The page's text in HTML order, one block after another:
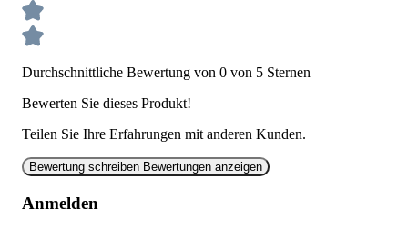
Durchschnittliche Bewertung von 0 von 5 Sternen
Bewerten Sie dieses Produkt!
Teilen Sie Ihre Erfahrungen mit anderen Kunden.
Bewertung schreiben Bewertungen anzeigen
Anmelden